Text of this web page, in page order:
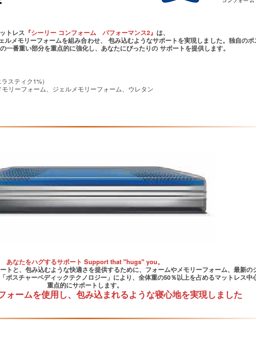
トレス 『シーリー コンフォーム パフォーマンス2』 は、
ルメモリーフォームを組み合わせ、 包み込むようなサポートを実現しました。独自のポ
一番重い部分を重点的に強化し、あなたにぴったりの サポートを提供します。
スティク1%）
リーフォーム、ジェルメモリーフォーム、ウレタン
あなたをハグするサポート Support that "hugs" you。
トと、包み込むような快適さを提供するために、フォームやメモリーフォーム、最新の
ポスチャーペディックテクノロジー」により、全体重の50％以上を占めるマットレス中
重点的にサポートします。
ォームを使用し、包み込まれるような寝心地を実現しました